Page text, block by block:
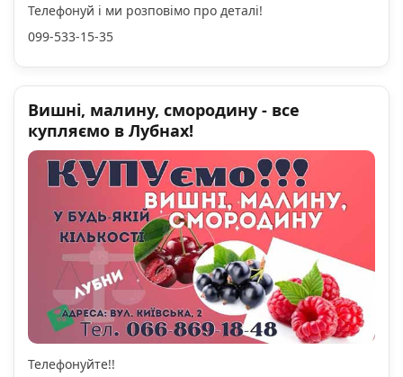
Телефонуй і ми розповімо про деталі!
099-533-15-35
Вишні, малину, смородину - все
купляємо в Лубнах!
Телефонуйте!!